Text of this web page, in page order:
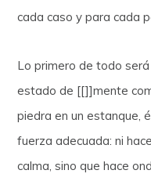
cada caso y para cada
Lo primero de todo
estado de [[]]mente
piedra en un estanque,
fuerza adecuada: ni
calma, sino que hace